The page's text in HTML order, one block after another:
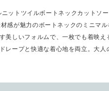
ットツイルボートネックカットソ
感が魅力のボートネックのミニマ
美しいフォルムで、一枚でも着映え
レープと快適な着心地を両立。大